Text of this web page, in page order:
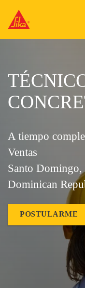
A tiempo
Ventas
Santo
Dominican
POSTULARME